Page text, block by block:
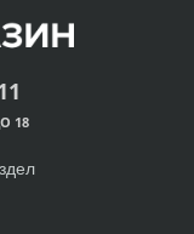
18